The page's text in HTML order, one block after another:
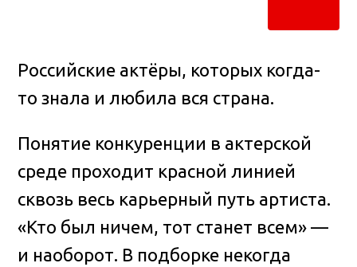
Российские актёры, которых когда-
то знала и любила вся страна.
Понятие конкуренции в актерской
среде проходит красной линией
сквозь весь карьерный путь артиста.
«Кто был ничем, тот станет всем» —
и наоборот. В подборке некогда